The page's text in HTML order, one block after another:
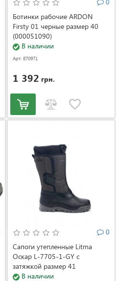
Ботинки рабочие ARDON
Firsty 01 черные размер 40
(000051090)
В наличии
Арт: 870971
1 392 грн.
0
Сапоги утепленные Litma
Оскар L-7705-1-GY с
затяжкой размер 41
В наличии